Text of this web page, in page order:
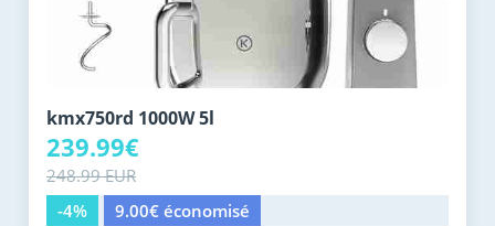
kmx750rd 1000W 5l
239.99€
248.99 EUR
-4%
9.00€ économisé